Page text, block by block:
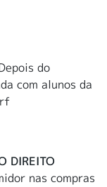
do
com alunos da
DIREITO
nas compras